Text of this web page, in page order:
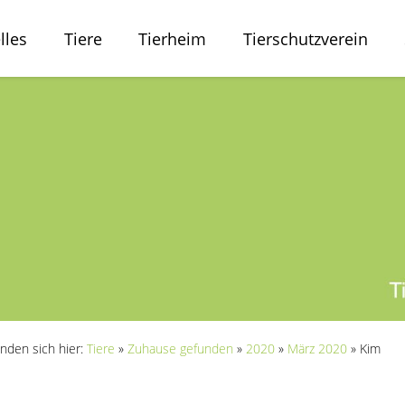
Tiere Tierheim Tierschutzverein
sich hier: Tiere » Zuhause gefunden » 2020 » März 2020 » Kim